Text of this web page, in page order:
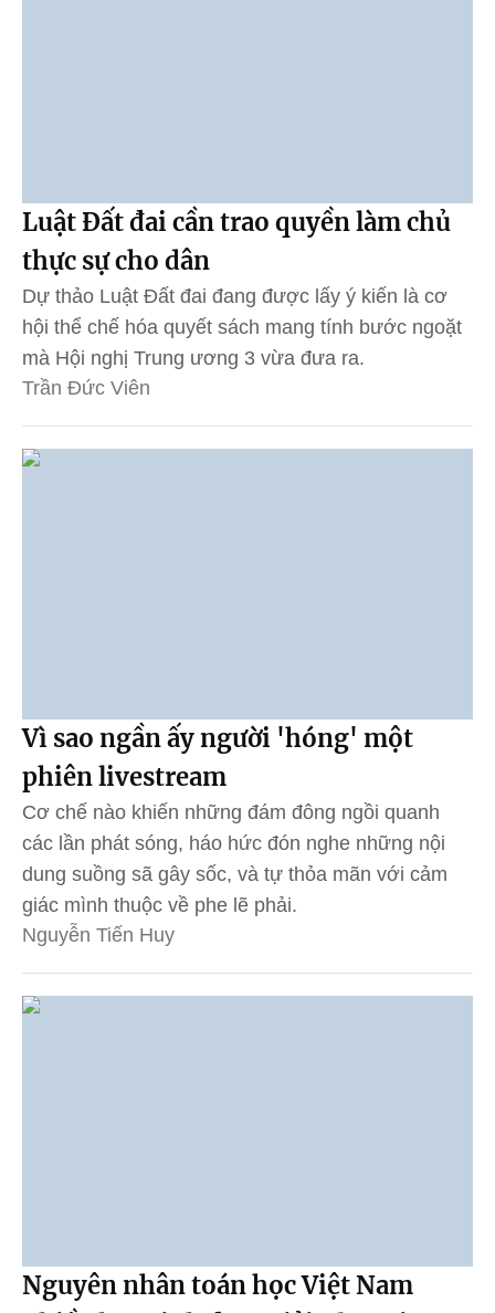
Luật Đất đai cần trao quyền làm chủ
thực sự cho dân
Dự thảo Luật Đất đai đang được lấy ý kiến là cơ
hội thể chế hóa quyết sách mang tính bước ngoặt
mà Hội nghị Trung ương 3 vừa đưa ra.
Trần Đức Viên
Vì sao ngần ấy người 'hóng' một
phiên livestream
Cơ chế nào khiến những đám đông ngồi quanh
các lần phát sóng, háo hức đón nghe những nội
dung suồng sã gây sốc, và tự thỏa mãn với cảm
giác mình thuộc về phe lẽ phải.
Nguyễn Tiến Huy
Nguyên nhân toán học Việt Nam